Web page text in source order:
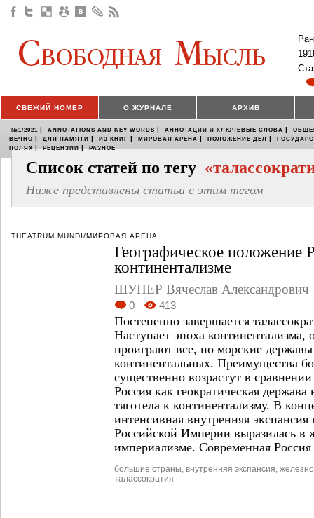
СВЕЖИЙ НОМЕР О ЖУРНАЛЕ АРХИВ
№1/2021 | ANNOTATIONS AND KEY WORDS | АННОТАЦИИ И КЛЮЧЕВЫЕ СЛОВА |
ВЕЧНО | ДЛЯ ПАМЯТИ | ИЗ КНИГ | МИРОВАЯ АРЕНА | ПОЛОЖЕНИЕ ДЕЛ |
ПОЛЯХ | РЕЦЕНЗИИ | РАЗНОЕ
Список статей по тегу
Ниже представлены статьи с этим тегом
THEATRUM MUNDI/МИРОВАЯ АРЕНА
Географическое положение
континентализме
ШУПЕР Вячеслав Александрович
0 413
Постепенно завершается
Наступает эпоха континентализма,
проиграют все, но морские
континентальных. Преимущества
существенно возрастут в
Россия как геократическая держава
тяготела к континентализму. В
интенсивная внутренняя экспансия
Российской Империи выразилась в
империализме. Современная Россия
большие страны внутренняя экспансия
талассократия